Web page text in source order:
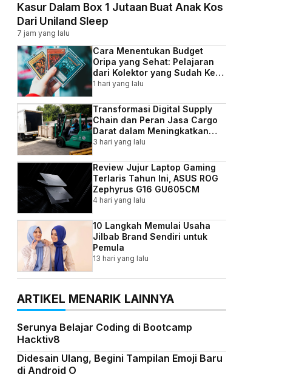
Kasur Dalam Box 1 Jutaan Buat Anak Kos
Dari Uniland Sleep
7 jam yang lalu
Cara Menentukan Budget
Oripa yang Sehat: Pelajaran
dari Kolektor yang Sudah Kena
Batunya
1 hari yang lalu
Transformasi Digital Supply
Chain dan Peran Jasa Cargo
Darat dalam Meningkatkan
Efisiensi Bisnis Indonesia
3 hari yang lalu
Review Jujur Laptop Gaming
Terlaris Tahun Ini, ASUS ROG
Zephyrus G16 GU605CM
4 hari yang lalu
10 Langkah Memulai Usaha
Jilbab Brand Sendiri untuk
Pemula
13 hari yang lalu
ARTIKEL MENARIK LAINNYA
Serunya Belajar Coding di Bootcamp
Hacktiv8
Didesain Ulang, Begini Tampilan Emoji Baru
di Android O